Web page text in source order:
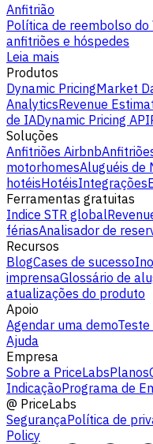
Anfitrião
Política de reembolso
anfitriões e hóspedes
Leia mais
Produtos
Dynamic PricingMarket
AnalyticsRevenue
de IADynamic Pricing API
Soluções
Anfitriões Airbnb
motorhomesAluguéis de
hotéisHotéisIntegrações
Ferramentas gratuitas
Indice STR global
fériasAnalisador de
Recursos
BlogCases de sucesso
imprensaGlossário de
atualizações do produto
Apoio
Agendar uma demo
Ajuda
Empresa
Sobre a PriceLabsPlanos
IndicaçãoPrograma de
@ PriceLabs
SegurançaPolítica de
Policy